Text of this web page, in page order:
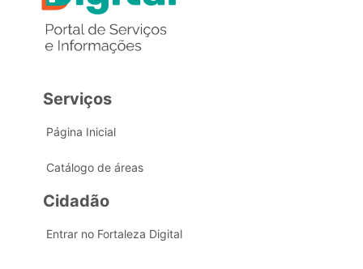
Serviços
Página Inicial
Catálogo de áreas
Cidadão
Entrar no Fortaleza Digital